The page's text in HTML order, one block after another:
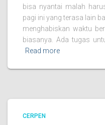
bisa nyantai malah
pagi ini yang terasa lain
menghabiskan waktu
biasanya. Ada tugas
Read more
CERPEN